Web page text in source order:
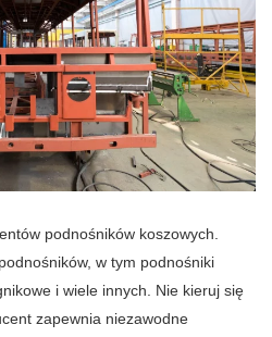
podnośników koszowych.
w tym podnośniki
i wiele innych. Nie kieruj się
zapewnia niezawodne